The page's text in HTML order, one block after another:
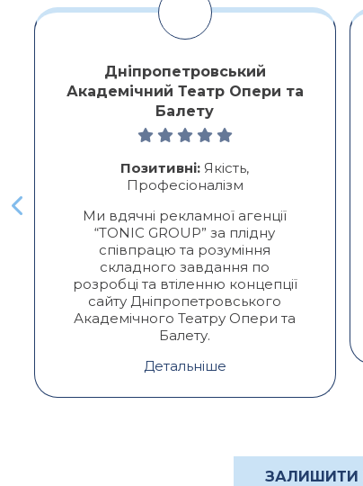
Дніпропетровський
Академічний Театр Опери та
Балету
Позитивні: Якість,
Професіоналізм
Ми вдячні рекламної агенції
“TONIC GROUP” за плідну
співпрацю та розуміння
складного завдання по
розробці та втіленню концепції
сайту Дніпропетровського
Академічного Театру Опери та
Балету.
Детальніше
ЗАЛИШИТИ